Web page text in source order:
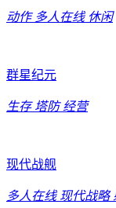
动作 多人在线 休闲
群星纪元
生存 塔防 经营
现代战舰
多人在线 现代战略